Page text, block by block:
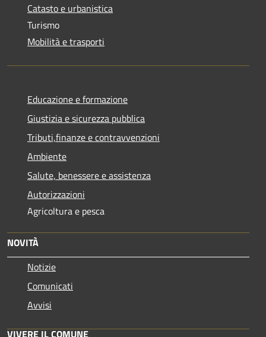
Catasto e urbanistica
Turismo
Mobilità e trasporti
Educazione e formazione
Giustizia e sicurezza pubblica
Tributi,finanze e contravvenzioni
Ambiente
Salute, benessere e assistenza
Autorizzazioni
Agricoltura e pesca
NOVITÀ
Notizie
Comunicati
Avvisi